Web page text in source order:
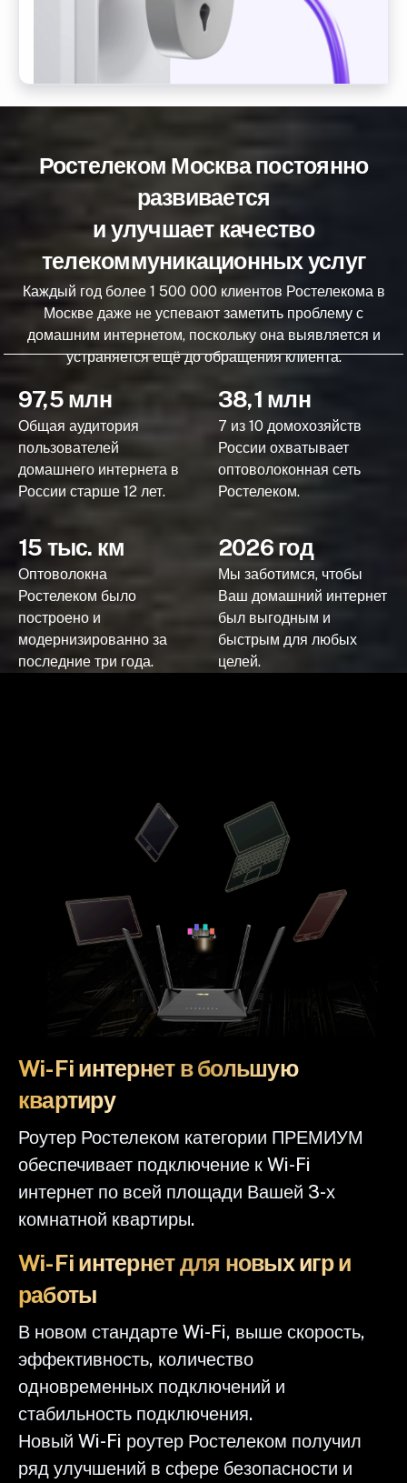
Ростелеком Москва постоянно
развивается
и улучшает качество
телекоммуникационных услуг
Каждый год более 1 500 000 клиентов Ростелекома в
Москве даже не успевают заметить проблему с
домашним интернетом, поскольку она выявляется и
устраняется ещё до обращения клиента.
97,5 млн
Общая аудитория
пользователей
домашнего интернета в
России старше 12 лет.
38,1 млн
7 из 10 домохозяйств
России охватывает
оптоволоконная сеть
Ростелеком.
15 тыс. км
Оптоволокна
Ростелеком было
построено и
модернизированно за
последние три года.
2026 год
Мы заботимся, чтобы
Ваш домашний интернет
был выгодным и
быстрым для любых
целей.
Wi-Fi интернет в большую
квартиру
Роутер Ростелеком категории ПРЕМИУМ
обеспечивает подключение к Wi-Fi
интернет по всей площади Вашей 3-х
комнатной квартиры.
Wi-Fi интернет для новых игр и
работы
В новом стандарте Wi-Fi, выше скорость,
эффективность, количество
одновременных подключений и
стабильность подключения.
Новый Wi-Fi роутер Ростелеком получил
ряд улучшений в сфере безопасности и